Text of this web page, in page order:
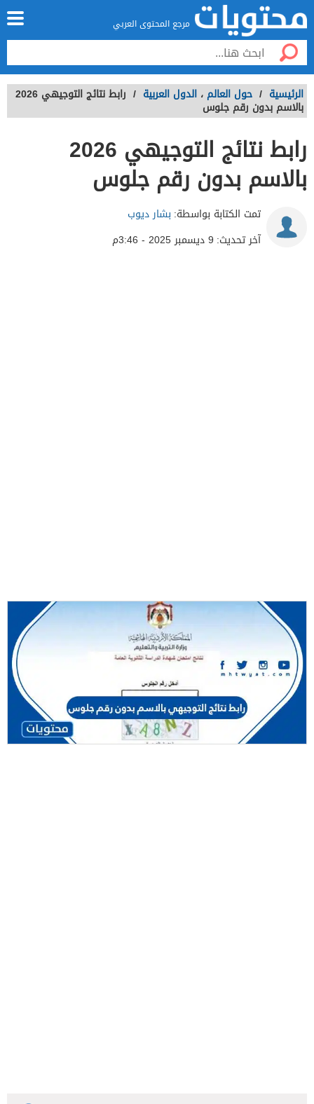
مرجع المحتوى العربي
الرئيسية / حول العالم ، الدول العربية / رابط نتائج التوجيهي 2026
بالاسم بدون رقم جلوس
رابط نتائج التوجيهي 2026
بالاسم بدون رقم جلوس
تمت الكتابة بواسطة: بشار ديوب
آخر تحديث: 9 ديسمبر 2025 - 3:46م